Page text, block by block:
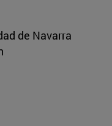
de Navarra